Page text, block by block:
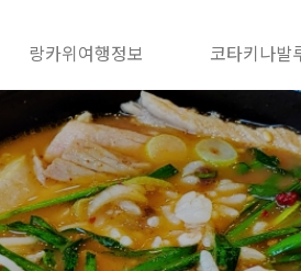
랑카위여행정보 코타키나발